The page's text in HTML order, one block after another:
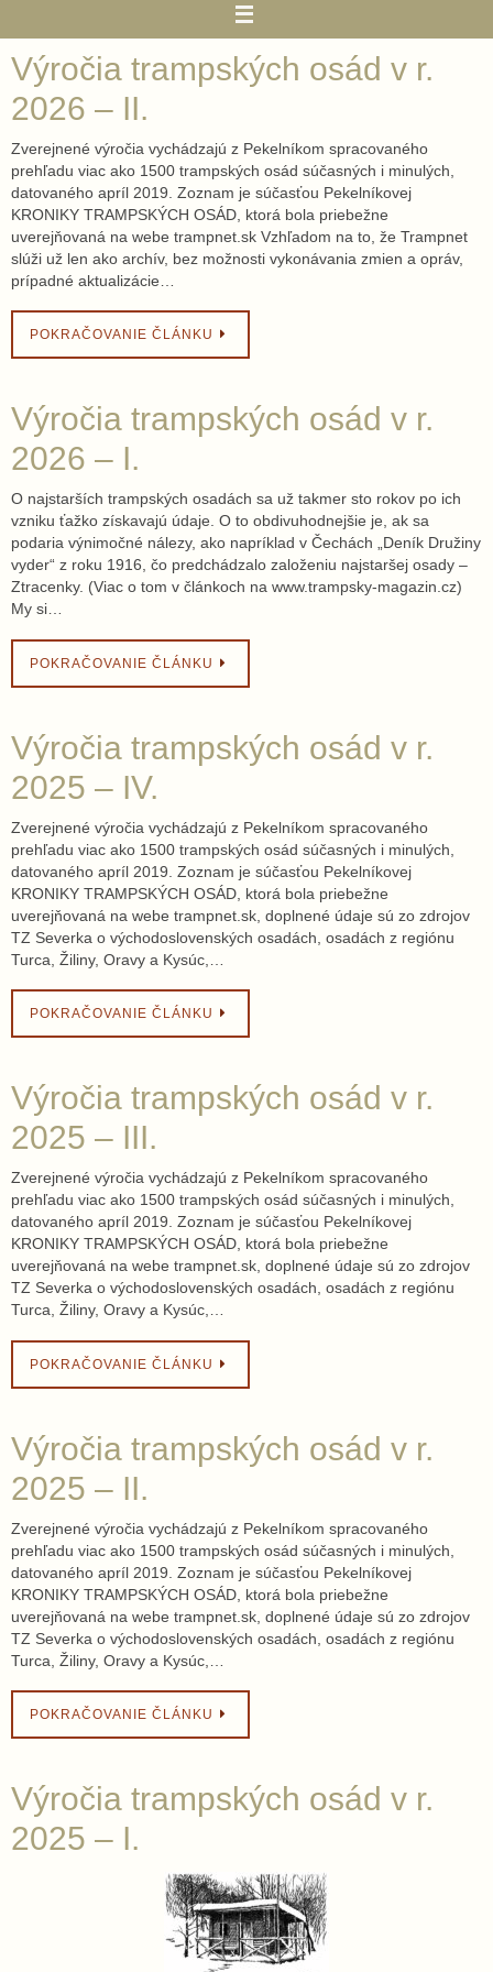
Výročia trampských osád v r.
2026 – II.
Zverejnené výročia vychádzajú z Pekelníkom spracovaného
prehľadu viac ako 1500 trampských osád súčasných i minulých,
datovaného apríl 2019. Zoznam je súčasťou Pekelníkovej
KRONIKY TRAMPSKÝCH OSÁD, ktorá bola priebežne
uverejňovaná na webe trampnet.sk Vzhľadom na to, že Trampnet
slúži už len ako archív, bez možnosti vykonávania zmien a opráv,
prípadné aktualizácie…
POKRAČOVANIE ČLÁNKU
Výročia trampských osád v r.
2026 – I.
O najstarších trampských osadách sa už takmer sto rokov po ich
vzniku ťažko získavajú údaje. O to obdivuhodnejšie je, ak sa
podaria výnimočné nálezy, ako napríklad v Čechách „Deník Družiny
vyder“ z roku 1916, čo predchádzalo založeniu najstaršej osady –
Ztracenky. (Viac o tom v článkoch na www.trampsky-magazin.cz)
My si…
POKRAČOVANIE ČLÁNKU
Výročia trampských osád v r.
2025 – IV.
Zverejnené výročia vychádzajú z Pekelníkom spracovaného
prehľadu viac ako 1500 trampských osád súčasných i minulých,
datovaného apríl 2019. Zoznam je súčasťou Pekelníkovej
KRONIKY TRAMPSKÝCH OSÁD, ktorá bola priebežne
uverejňovaná na webe trampnet.sk, doplnené údaje sú zo zdrojov
TZ Severka o východoslovenských osadách, osadách z regiónu
Turca, Žiliny, Oravy a Kysúc,…
POKRAČOVANIE ČLÁNKU
Výročia trampských osád v r.
2025 – III.
Zverejnené výročia vychádzajú z Pekelníkom spracovaného
prehľadu viac ako 1500 trampských osád súčasných i minulých,
datovaného apríl 2019. Zoznam je súčasťou Pekelníkovej
KRONIKY TRAMPSKÝCH OSÁD, ktorá bola priebežne
uverejňovaná na webe trampnet.sk, doplnené údaje sú zo zdrojov
TZ Severka o východoslovenských osadách, osadách z regiónu
Turca, Žiliny, Oravy a Kysúc,…
POKRAČOVANIE ČLÁNKU
Výročia trampských osád v r.
2025 – II.
Zverejnené výročia vychádzajú z Pekelníkom spracovaného
prehľadu viac ako 1500 trampských osád súčasných i minulých,
datovaného apríl 2019. Zoznam je súčasťou Pekelníkovej
KRONIKY TRAMPSKÝCH OSÁD, ktorá bola priebežne
uverejňovaná na webe trampnet.sk, doplnené údaje sú zo zdrojov
TZ Severka o východoslovenských osadách, osadách z regiónu
Turca, Žiliny, Oravy a Kysúc,…
POKRAČOVANIE ČLÁNKU
Výročia trampských osád v r.
2025 – I.